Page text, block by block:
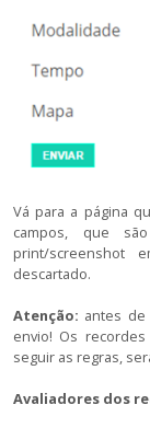
Vá para a página
campos, que
print/screenshot
descartado.
Atenção: antes de
envio! Os
seguir as regras,
Avaliadores dos